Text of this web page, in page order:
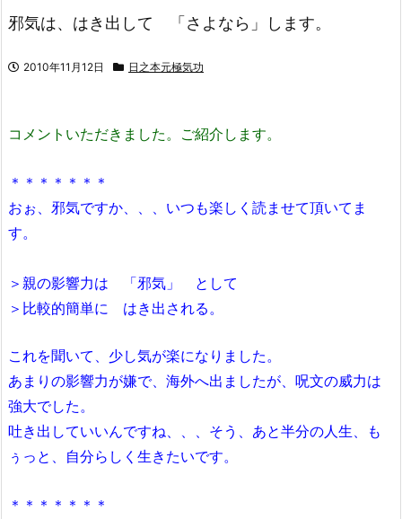
邪気は、はき出して 「さよなら」します。
2010年11月12日 日之本元極気功
コメントいただきました。ご紹介します。
＊＊＊＊＊＊＊
おぉ、邪気ですか、、、いつも楽しく読ませて頂いてま
す。
＞親の影響力は 「邪気」 として
＞比較的簡単に はき出される。
これを聞いて、少し気が楽になりました。
あまりの影響力が嫌で、海外へ出ましたが、呪文の威力は
強大でした。
吐き出していいんですね、、、そう、あと半分の人生、も
ぅっと、自分らしく生きたいです。
＊＊＊＊＊＊＊